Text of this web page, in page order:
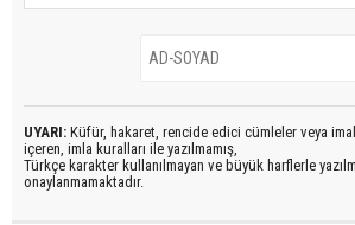
UYARI: Küfür, hakaret, rencide edici cümleler veya
içeren, imla kuralları ile yazılmamış,
Türkçe karakter kullanılmayan ve büyük harflerle
onaylanmamaktadır.